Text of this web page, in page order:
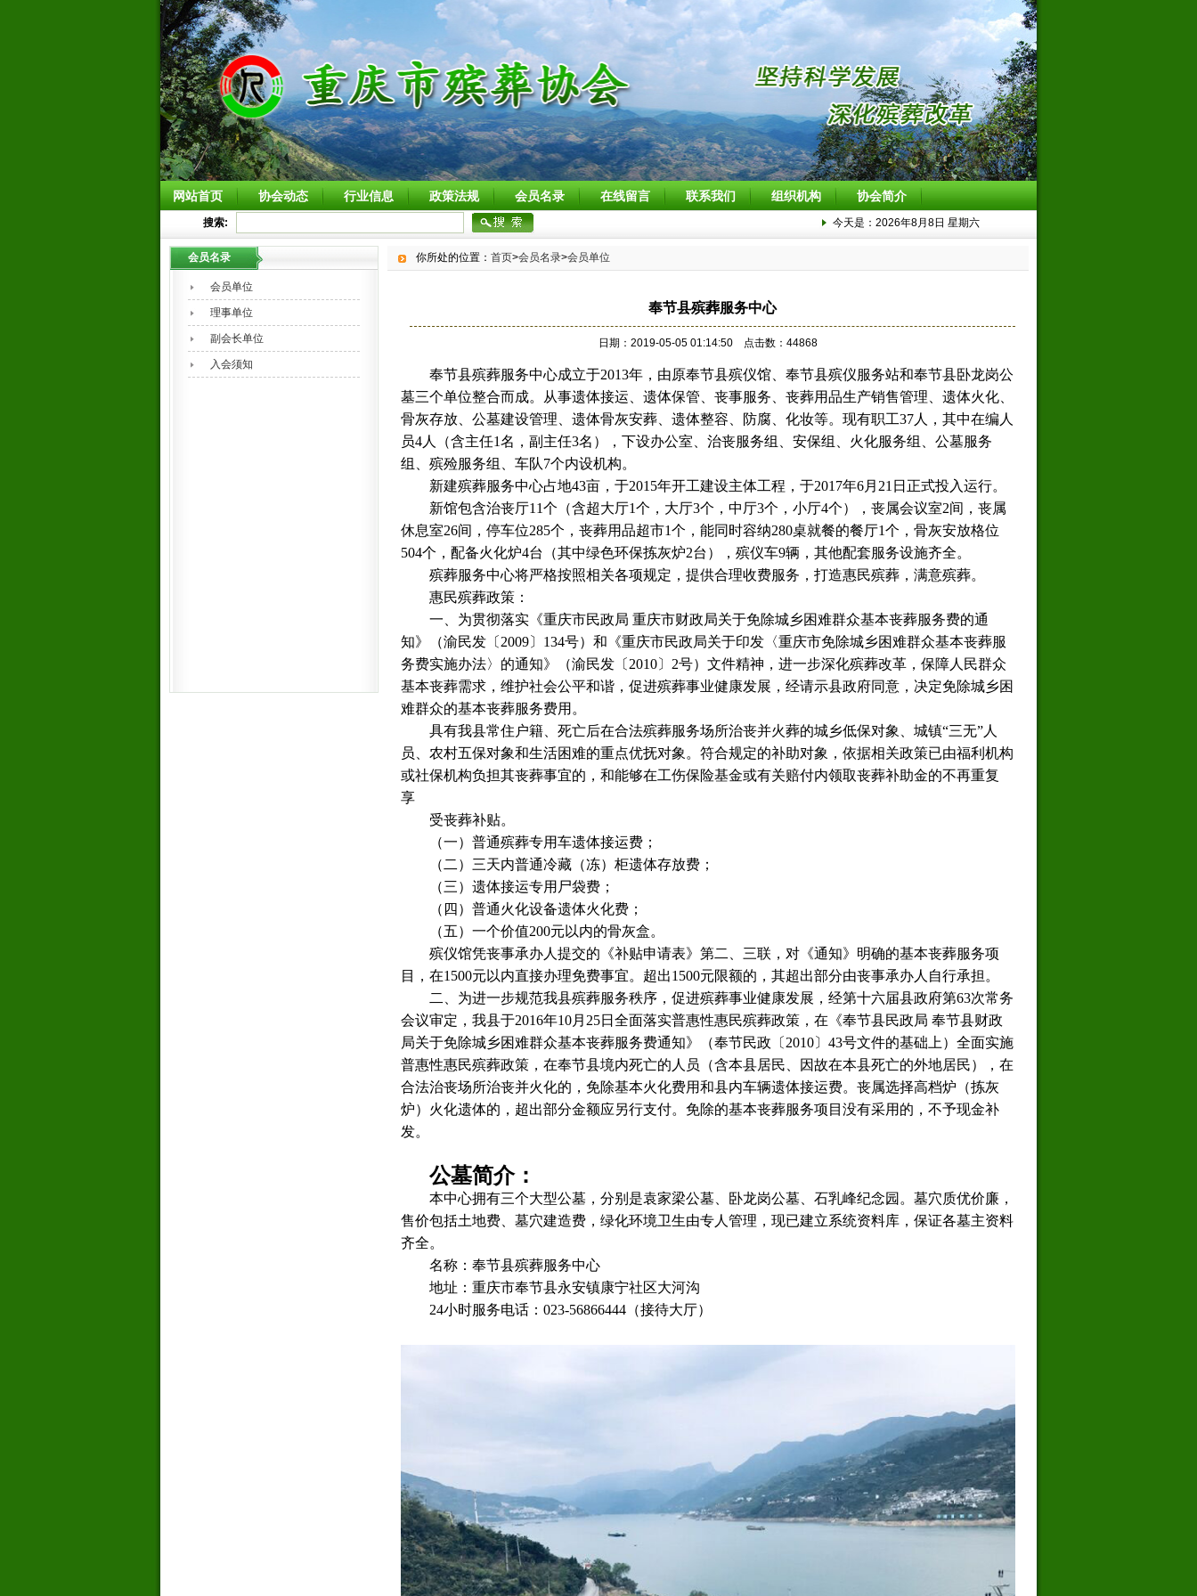
网站首页 协会动态 行业信息 政策法规 会员名录 在线留言 联系我们 组织机构 协会简介
搜索: 今天是：2026年8月8日 星期六
会员名录
会员单位
理事单位
副会长单位
入会须知
你所处的位置： 首页>会员名录>会员单位
奉节县殡葬服务中心
日期：2019-05-05 01:14:50 点击数：44868
奉节县殡葬服务中心成立于2013年，由原奉节县殡仪馆、奉节县殡仪服务站和奉节县卧龙岗公
墓三个单位整合而成。从事遗体接运、遗体保管、丧事服务、丧葬用品生产销售管理、遗体火化、
骨灰存放、公墓建设管理、遗体骨灰安葬、遗体整容、防腐、化妆等。现有职工37人，其中在编人
员4人（含主任1名，副主任3名），下设办公室、治丧服务组、安保组、火化服务组、公墓服务
组、殡殓服务组、车队7个内设机构。
新建殡葬服务中心占地43亩，于2015年开工建设主体工程，于2017年6月21日正式投入运行。
新馆包含治丧厅11个（含超大厅1个，大厅3个，中厅3个，小厅4个），丧属会议室2间，丧属
休息室26间，停车位285个，丧葬用品超市1个，能同时容纳280桌就餐的餐厅1个，骨灰安放格位
504个，配备火化炉4台（其中绿色环保拣灰炉2台），殡仪车9辆，其他配套服务设施齐全。
殡葬服务中心将严格按照相关各项规定，提供合理收费服务，打造惠民殡葬，满意殡葬。
惠民殡葬政策：
一、为贯彻落实《重庆市民政局 重庆市财政局关于免除城乡困难群众基本丧葬服务费的通
知》（渝民发〔2009〕134号）和《重庆市民政局关于印发〈重庆市免除城乡困难群众基本丧葬服
务费实施办法〉的通知》（渝民发〔2010〕2号）文件精神，进一步深化殡葬改革，保障人民群众
基本丧葬需求，维护社会公平和谐，促进殡葬事业健康发展，经请示县政府同意，决定免除城乡困
难群众的基本丧葬服务费用。
具有我县常住户籍、死亡后在合法殡葬服务场所治丧并火葬的城乡低保对象、城镇“三无”人
员、农村五保对象和生活困难的重点优抚对象。符合规定的补助对象，依据相关政策已由福利机构
或社保机构负担其丧葬事宜的，和能够在工伤保险基金或有关赔付内领取丧葬补助金的不再重复
享
受丧葬补贴。
（一）普通殡葬专用车遗体接运费；
（二）三天内普通冷藏（冻）柜遗体存放费；
（三）遗体接运专用尸袋费；
（四）普通火化设备遗体火化费；
（五）一个价值200元以内的骨灰盒。
殡仪馆凭丧事承办人提交的《补贴申请表》第二、三联，对《通知》明确的基本丧葬服务项
目，在1500元以内直接办理免费事宜。超出1500元限额的，其超出部分由丧事承办人自行承担。
二、为进一步规范我县殡葬服务秩序，促进殡葬事业健康发展，经第十六届县政府第63次常务
会议审定，我县于2016年10月25日全面落实普惠性惠民殡葬政策，在《奉节县民政局 奉节县财政
局关于免除城乡困难群众基本丧葬服务费通知》（奉节民政〔2010〕43号文件的基础上）全面实施
普惠性惠民殡葬政策，在奉节县境内死亡的人员（含本县居民、因故在本县死亡的外地居民），在
合法治丧场所治丧并火化的，免除基本火化费用和县内车辆遗体接运费。丧属选择高档炉（拣灰
炉）火化遗体的，超出部分金额应另行支付。免除的基本丧葬服务项目没有采用的，不予现金补
发。
公墓简介：
本中心拥有三个大型公墓，分别是袁家梁公墓、卧龙岗公墓、石乳峰纪念园。墓穴质优价廉，
售价包括土地费、墓穴建造费，绿化环境卫生由专人管理，现已建立系统资料库，保证各墓主资料
齐全。
名称：奉节县殡葬服务中心
地址：重庆市奉节县永安镇康宁社区大河沟
24小时服务电话：023-56866444（接待大厅）